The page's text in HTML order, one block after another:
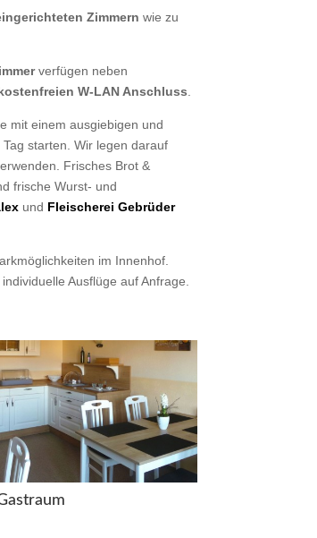
Zimmern wie zu
verfügen neben
W-LAN Anschluss
mit einem ausgiebigen und
starten. Wir legen darauf
Frisches Brot &
frische Wurst- und
und Fleischerei Gebrüder
im Innenhof.
Ausflüge auf Anfrage.